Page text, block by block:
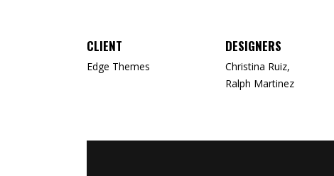
CLIENT
Edge Themes
DESIGNERS
Christina Ruiz,
Ralph Martinez